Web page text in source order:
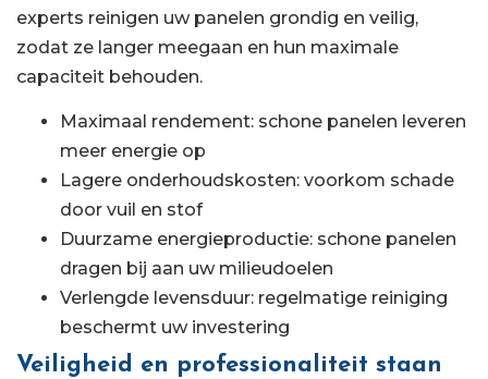
experts reinigen uw panelen grondig en veilig,
zodat ze langer meegaan en hun maximale
capaciteit behouden.
Maximaal rendement: schone panelen leveren
meer energie op
Lagere onderhoudskosten: voorkom schade
door vuil en stof
Duurzame energieproductie: schone panelen
dragen bij aan uw milieudoelen
Verlengde levensduur: regelmatige reiniging
beschermt uw investering
Veiligheid en professionaliteit staan